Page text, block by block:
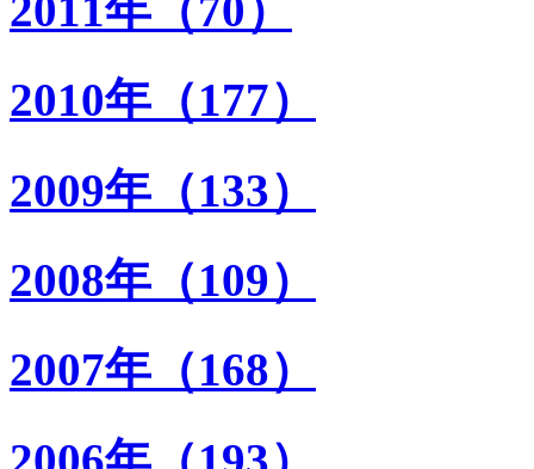
2011年（70）
2010年（177）
2009年（133）
2008年（109）
2007年（168）